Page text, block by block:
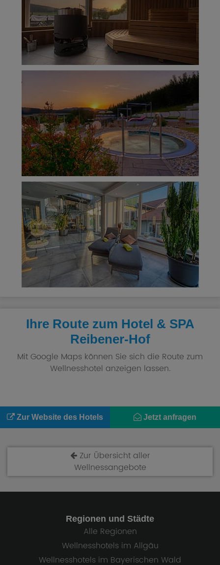
Ihre Route zum Hotel & SPA
Reibener-Hof
Mit Google Maps können Sie sich die Route zum
Wellnesshotel anzeigen lassen.
Zur Website des Hotels Jetzt anfragen
Zur Übersicht aller
Wellnessangebote
Regionen und Städte
Alle Regionen
Wellnesshotels im Allgäu
Wellnesshotels im Bayerischen Wald